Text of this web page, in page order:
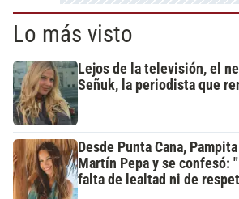
Lo más visto
Lejos de la televisión, el
Señuk, la periodista que
Desde Punta Cana,
Martín Pepa y se confesó:
falta de lealtad ni de